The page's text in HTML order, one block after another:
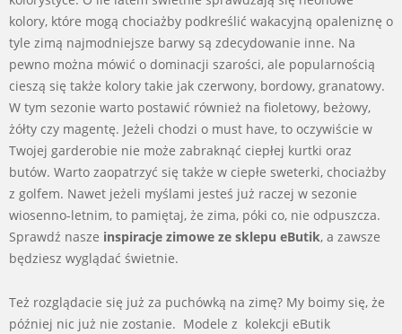
kolory, które mogą chociażby podkreślić wakacyjną opaleniznę o
tyle zimą najmodniejsze barwy są zdecydowanie inne. Na
pewno można mówić o dominacji szarości, ale popularnością
cieszą się także kolory takie jak czerwony, bordowy, granatowy.
W tym sezonie warto postawić również na fioletowy, beżowy,
żółty czy magentę. Jeżeli chodzi o must have, to oczywiście w
Twojej garderobie nie może zabraknąć ciepłej kurtki oraz
butów. Warto zaopatrzyć się także w ciepłe sweterki, chociażby
z golfem. Nawet jeżeli myślami jesteś już raczej w sezonie
wiosenno-letnim, to pamiętaj, że zima, póki co, nie odpuszcza.
Sprawdź nasze inspiracje zimowe ze sklepu eButik, a zawsze
będziesz wyglądać świetnie.
Też rozglądacie się już za puchówką na zimę? My boimy się, że
później nic już nie zostanie. Modele z kolekcji eButik